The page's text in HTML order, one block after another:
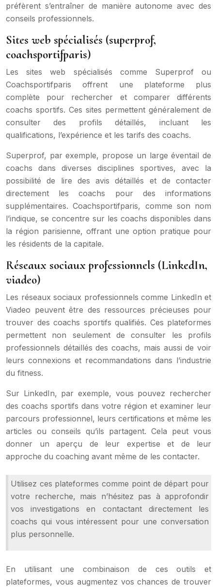
préfèrent s’entraîner de manière autonome avec des
conseils professionnels.
Sites web spécialisés (superprof,
coachsportifparis)
Les sites web spécialisés comme Superprof ou
Coachsportifparis offrent une plateforme plus
complète pour rechercher et comparer différents
coachs sportifs. Ces sites permettent généralement de
consulter des profils détaillés, incluant les
qualifications, l’expérience et les tarifs des coachs.
Superprof, par exemple, propose un large éventail de
coachs dans diverses disciplines sportives, avec la
possibilité de lire des avis détaillés et de contacter
directement les coachs pour des informations
supplémentaires. Coachsportifparis, comme son nom
l’indique, se concentre sur les coachs disponibles dans
la région parisienne, offrant une option pratique pour
les résidents de la capitale.
Réseaux sociaux professionnels (LinkedIn,
viadeo)
Les réseaux sociaux professionnels comme LinkedIn et
Viadeo peuvent être des ressources précieuses pour
trouver des coachs sportifs qualifiés. Ces plateformes
permettent non seulement de consulter les profils
professionnels détaillés des coachs, mais aussi de voir
leurs connexions et recommandations dans l’industrie
du fitness.
Sur LinkedIn, par exemple, vous pouvez rechercher
des coachs sportifs dans votre région et examiner leur
parcours professionnel, leurs certifications et même les
articles ou conseils qu’ils partagent. Cela peut vous
donner un aperçu de leur expertise et de leur
approche du coaching avant même de les contacter.
Utilisez ces plateformes comme point de départ pour
votre recherche, mais n’hésitez pas à approfondir
vos investigations en contactant directement les
coachs qui vous intéressent pour une conversation
plus personnelle.
En utilisant une combinaison de ces outils et
plateformes, vous augmentez vos chances de trouver